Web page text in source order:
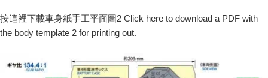
按這裡下載車身紙手工平面圖2 Click here to download a PDF with
the body template 2 for printing out.